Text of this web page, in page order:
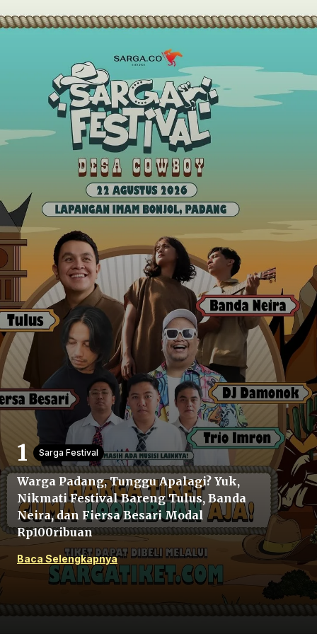
Beranda
Bagikan
Sebelumnya
Selanjutnya
Sarga Festival
Warga Padang, Tunggu Apalagi? Yuk,
Nikmati Festival Bareng Tulus, Banda
Neira, dan Fiersa Besari Modal
Rp100ribuan
Baca Selengkapnya